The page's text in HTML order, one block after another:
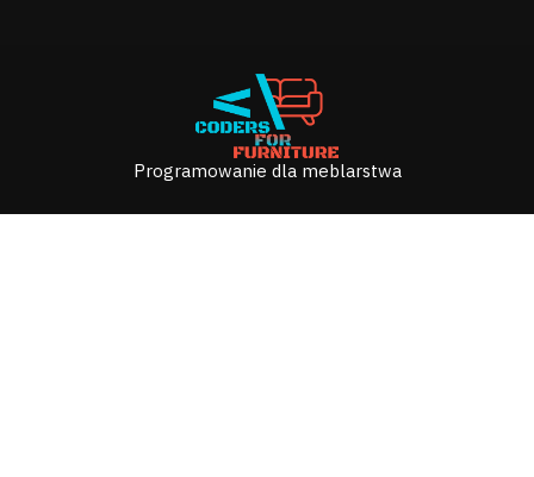
Programowanie dla meblarstwa